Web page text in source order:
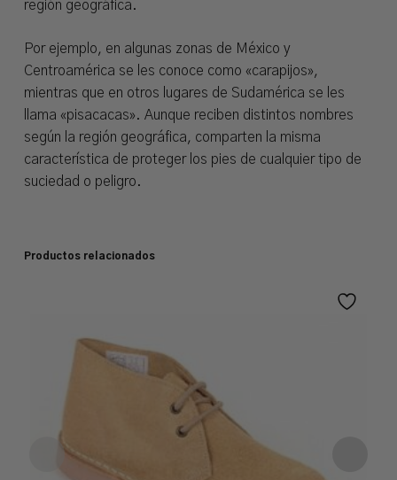
región geográfica.
Por ejemplo, en algunas zonas de México y
Centroamérica se les conoce como «carapijos»,
mientras que en otros lugares de Sudamérica se les
llama «pisacacas». Aunque reciben distintos nombres
según la región geográfica, comparten la misma
característica de proteger los pies de cualquier tipo de
suciedad o peligro.
Productos relacionados